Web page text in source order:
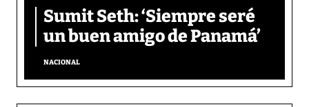
Sumit Seth: ‘Siempre seré
un buen amigo de Panamá’
NACIONAL